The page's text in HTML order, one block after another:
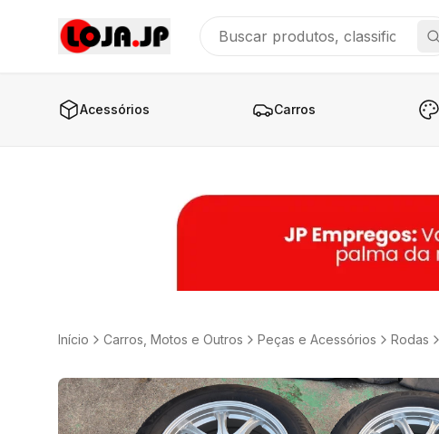
Acessórios Carros
Início Carros, Motos e Outros Peças e Acessórios Rodas